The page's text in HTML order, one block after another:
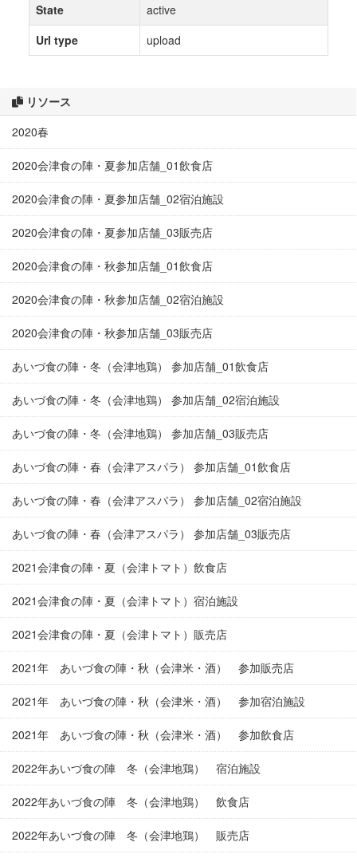
リソース
2020春
2020会津食の陣・夏参加店舗_01飲食店
2020会津食の陣・夏参加店舗_02宿泊施設
2020会津食の陣・夏参加店舗_03販売店
2020会津食の陣・秋参加店舗_01飲食店
2020会津食の陣・秋参加店舗_02宿泊施設
2020会津食の陣・秋参加店舗_03販売店
あいづ食の陣・冬（会津地鶏） 参加店舗_01飲食店
あいづ食の陣・冬（会津地鶏） 参加店舗_02宿泊施設
あいづ食の陣・冬（会津地鶏） 参加店舗_03販売店
あいづ食の陣・春（会津アスパラ） 参加店舗_01飲食店
あいづ食の陣・春（会津アスパラ） 参加店舗_02宿泊施設
あいづ食の陣・春（会津アスパラ） 参加店舗_03販売店
2021会津食の陣・夏（会津トマト）飲食店
2021会津食の陣・夏（会津トマト）宿泊施設
2021会津食の陣・夏（会津トマト）販売店
2021年 あいづ食の陣・秋（会津米・酒） 参加販売店
2021年 あいづ食の陣・秋（会津米・酒） 参加宿泊施設
2021年 あいづ食の陣・秋（会津米・酒） 参加飲食店
2022年あいづ食の陣 冬（会津地鶏） 宿泊施設
2022年あいづ食の陣 冬（会津地鶏） 飲食店
2022年あいづ食の陣 冬（会津地鶏） 販売店
State
active
Url type
upload